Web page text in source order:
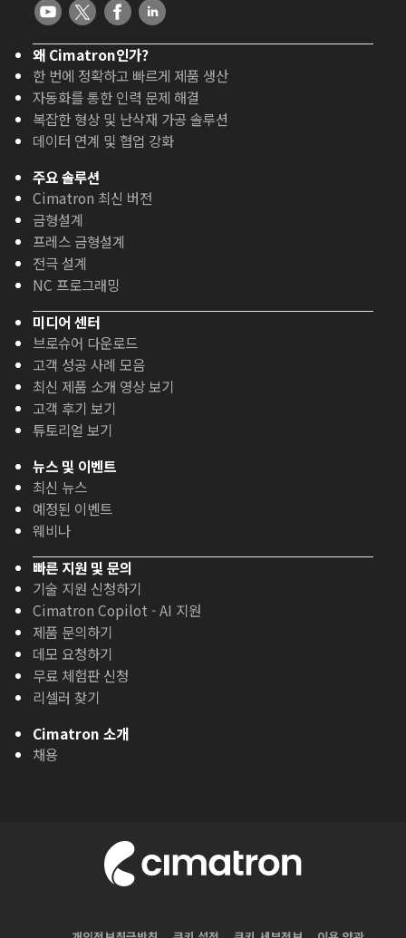
왜 Cimatron인가?
한 번에 정확하고 빠르게 제품 생산
자동화를 통한 인력 문제 해결
복잡한 형상 및 난삭재 가공 솔루션
데이터 연계 및 협업 강화
주요 솔루션
Cimatron 최신 버전
금형설계
프레스 금형설계
전극 설계
NC 프로그래밍
미디어 센터
브로슈어 다운로드
고객 성공 사례 모음
최신 제품 소개 영상 보기
고객 후기 보기
튜토리얼 보기
뉴스 및 이벤트
최신 뉴스
예정된 이벤트
웨비나
빠른 지원 및 문의
기술 지원 신청하기
Cimatron Copilot - AI 지원
제품 문의하기
데모 요청하기
무료 체험판 신청
리셀러 찾기
Cimatron 소개
채용